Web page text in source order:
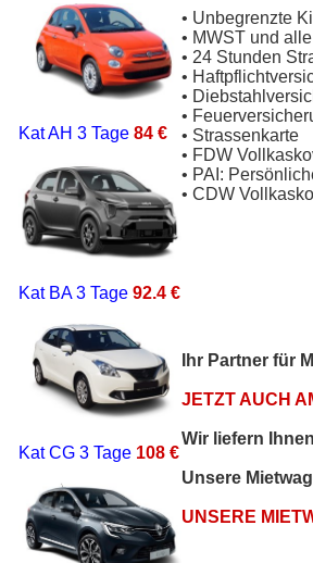
Kat AH 3 Tage 84 €
Kat BA3 Tage 92.4 €
Kat CG 3 Tage 108 €
• Unbegrenzte
• MWST und
• 24 Stunden
•
•
•
• Strassenkarte
• FDW
• PAI:
• CDW
Ihr Partner für
JETZT AUCH
Wir liefern
Unsere
UNSERE